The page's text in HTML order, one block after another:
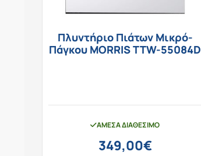
Πλυντήριο Πιάτων Μικρό-
Πάγκου MORRIS TTW-55084D
ΆΜΕΣΑ ΔΙΑΘΈΣΙΜΟ
349,00€